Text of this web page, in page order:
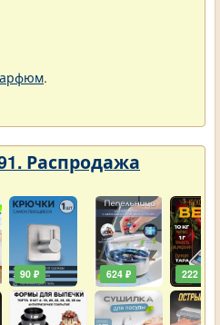
.
Распродажа
90 ₽ 624 ₽ 222 ₽